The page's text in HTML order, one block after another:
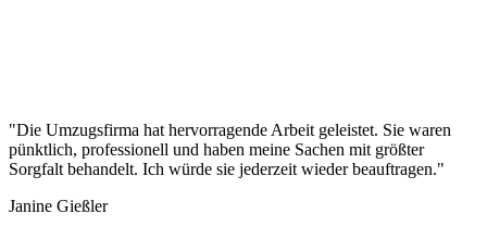
"Die Umzugsfirma hat hervorragende Arbeit geleistet. Sie waren
pünktlich, professionell und haben meine Sachen mit größter
Sorgfalt behandelt. Ich würde sie jederzeit wieder beauftragen."
Janine Gießler